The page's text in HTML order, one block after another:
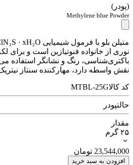
(پودر)
Methylene blue Powder
باکتری‌شناسی، رنگ و نشانگر استفاده
نقش واسطه دارد، مهارکننده سنتاز
کد کالاMTBL-25G
حالتپودر
مقدار
۲۵ گرم
23,544,000 تومان
افزودن به سبد خرید